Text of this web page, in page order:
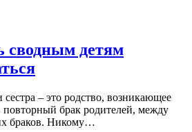
сводным детям
– это родство, возникающее
брак родителей, между
браков. Никому…